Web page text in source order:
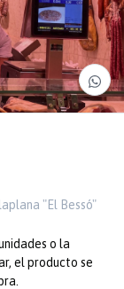
"El Bessó"
o la
el producto se